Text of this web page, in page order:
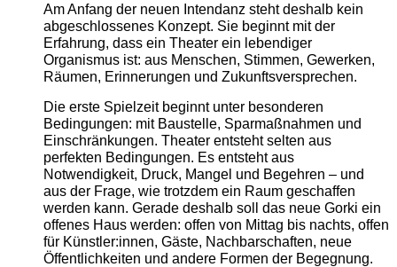
Am Anfang der neuen Intendanz steht deshalb kein
abgeschlossenes Konzept. Sie beginnt mit der
Erfahrung, dass ein Theater ein lebendiger
Organismus ist: aus Menschen, Stimmen, Gewerken,
Räumen, Erinnerungen und Zukunftsversprechen.
Die erste Spielzeit beginnt unter besonderen
Bedingungen: mit Baustelle, Sparmaßnahmen und
Einschränkungen. Theater entsteht selten aus
perfekten Bedingungen. Es entsteht aus
Notwendigkeit, Druck, Mangel und Begehren – und
aus der Frage, wie trotzdem ein Raum geschaffen
werden kann. Gerade deshalb soll das neue Gorki ein
offenes Haus werden: offen von Mittag bis nachts, offen
für Künstler:innen, Gäste, Nachbarschaften, neue
Öffentlichkeiten und andere Formen der Begegnung.